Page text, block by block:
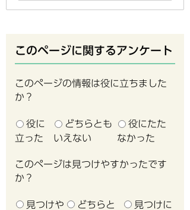
このページに関するアンケート
このページの情報は役に立ちました
か？
役に
立った
どちらとも
いえない
役にたた
なかった
このページは見つけやすかったです
か？
見つけや
どちらと
見つけに